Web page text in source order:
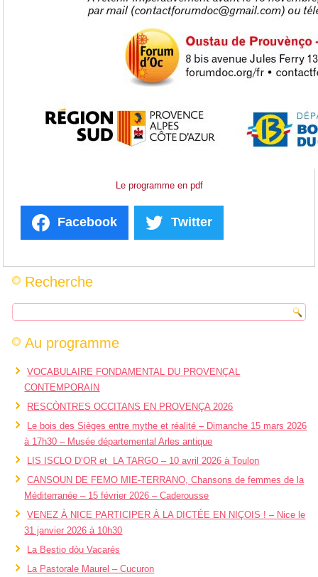
Le programme en pdf
Facebook Twitter
Recherche
Au programme
VOCABULAIRE FONDAMENTAL DU PROVENÇAL
CONTEMPORAIN
RESCÒNTRES OCCITANS EN PROVENÇA 2026
Le bois des Sièges entre mythe et réalité – Dimanche 15 mars 2026
à 17h30 – Musée départemental Arles antique
LIS ISCLO D’OR et LA TARGO – 10 avril 2026 à Toulon
CANSOUN DE FEMO MIE-TERRANO, Chansons de femmes de la
Méditerranée – 15 février 2026 – Caderousse
VENEZ À NICE PARTICIPER À LA DICTÉE EN NIÇOIS ! – Nice le
31 janvier 2026 à 10h30
La Bestio dòu Vacarés
La Pastorale Maurel – Cucuron